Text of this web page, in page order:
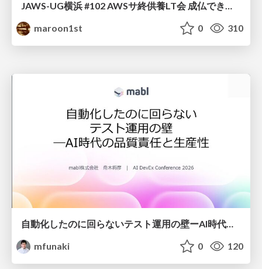
JAWS-UG横浜 #102 AWSサ終供養LT会 成仏できない AWS サービスたち 〜本日、三体供養します〜
maroon1st
0 310
自動化したのに回らないテスト運用の壁ーAI時代の品質責任と生産性
mfunaki
0 120